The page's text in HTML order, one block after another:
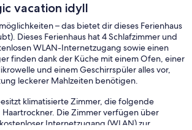
vacation idyll
– das bietet dir dieses Ferienhaus
Dieses Ferienhaus hat 4 Schlafzimmer und
WLAN-Internetzugang sowie einen
finden dank der Küche mit einem Ofen, einer
und einem Geschirrspüler alles vor,
leckerer Mahlzeiten benötigen.
klimatisierte Zimmer, die folgende
Die Zimmer verfügen über
Internetzugang (WLAN) zur